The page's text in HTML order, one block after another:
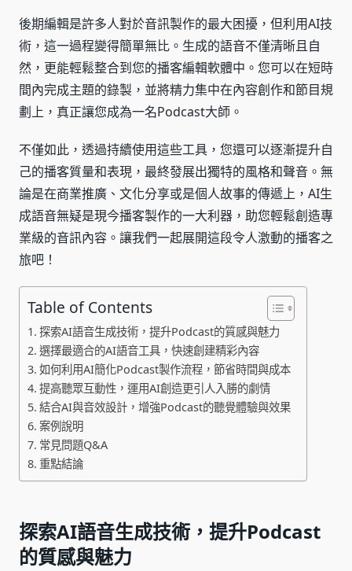
後期編輯是許多人對於音訊製作的最大困擾，但利用AI技
術，這一過程變得簡單無比。生成的語音不僅清晰且自
然，更能輕鬆整合到您的播客編輯軟體中。您可以在短時
間內完成主題的錄製，並將精力集中在內容創作和節目規
劃上，真正讓您成為一名Podcast大師。
不僅如此，透過持續使用這些工具，您還可以逐漸提升自
己的播客質量和表現，最終發展出獨特的風格和聲音。無
論是在商業推廣、文化分享或是個人故事的傳遞上，AI生
成語音無疑是現今播客製作的一大利器，助您輕鬆創造專
業級的音訊內容。讓我們一起展開這段令人激動的播客之
旅吧！
Table of Contents
探索AI語音生成技術，提升Podcast的質感與魅力
選擇最適合的AI語音工具，快速創建精彩內容
如何利用AI簡化Podcast製作流程，節省時間與成本
提高聽眾互動性，運用AI創造更引人入勝的劇情
結合AI與音效設計，增強Podcast的聽覺體驗與效果
案例說明
常見問題Q&A
重點結論
探索AI語音生成技術，提升Podcast
的質感與魅力